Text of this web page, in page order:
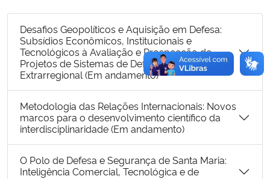
Desafios Geopolíticos e Aquisição em Defesa:
Subsídios Econômicos, Institucionais e
Tecnológicos à Avaliação e Prospecção de
Projetos de Sistemas de Defesa para Dissuasão
Extrarregional (Em andamento)
Metodologia das Relações Internacionais: Novos
marcos para o desenvolvimento científico da
interdisciplinaridade (Em andamento)
O Polo de Defesa e Segurança de Santa Maria:
Inteligência Comercial, Tecnológica e de